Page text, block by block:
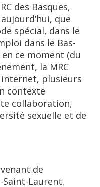
des Basques,
que
spécial, dans le
dans le Bas-
ce moment (du
la MRC
plusieurs
contexte
collaboration,
sexuelle et de
de
Saint-Laurent.